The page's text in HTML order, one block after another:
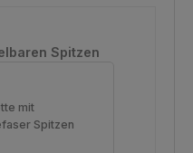
Spitzen